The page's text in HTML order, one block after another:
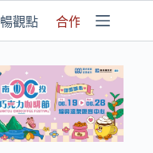
暢觀點 合作媒體